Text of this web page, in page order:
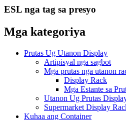
ESL nga tag sa presyo
Mga kategoriya
Prutas Ug Utanon Display
Artipisyal nga sagbot
Mga prutas nga utanon
Display Rack
Mga Estante sa
Utanon Ug Prutas
Supermarket Display
Kuhaa ang Container